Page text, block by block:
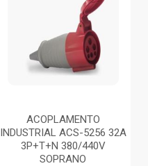
ACOPLAMENTO
INDUSTRIAL ACS-5256 32A
3P+T+N 380/440V
SOPRANO